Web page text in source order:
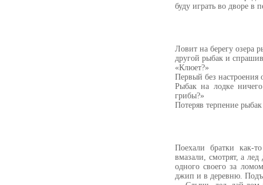
буду играть во дворе в
Ловит на берегу озера
другой рыбак и
«Клюет?»
Первый без настроения
Рыбак на лодке
грибы?»
Потеряв терпение
Поехали братки как-
вмазали, смотрят, а
одного своего за
джип и в деревню.